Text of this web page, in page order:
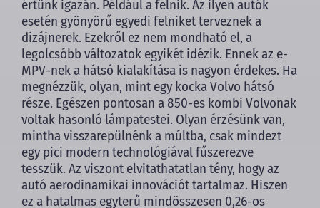
értünk igazán. Például a felnik. Az ilyen autók
esetén gyönyörű egyedi felniket terveznek a
dizájnerek. Ezekről ez nem mondható el, a
legolcsóbb változatok egyikét idézik. Ennek az e-
MPV-nek a hátsó kialakítása is nagyon érdekes. Ha
megnézzük, olyan, mint egy kocka Volvo hátsó
része. Egészen pontosan a 850-es kombi Volvonak
voltak hasonló lámpatestei. Olyan érzésünk van,
mintha visszarepülnénk a múltba, csak mindezt
egy pici modern technológiával fűszerezve
tesszük. Az viszont elvitathatatlan tény, hogy az
autó aerodinamikai innovációt tartalmaz. Hiszen
ez a hatalmas egyterű mindösszesen 0,26-os